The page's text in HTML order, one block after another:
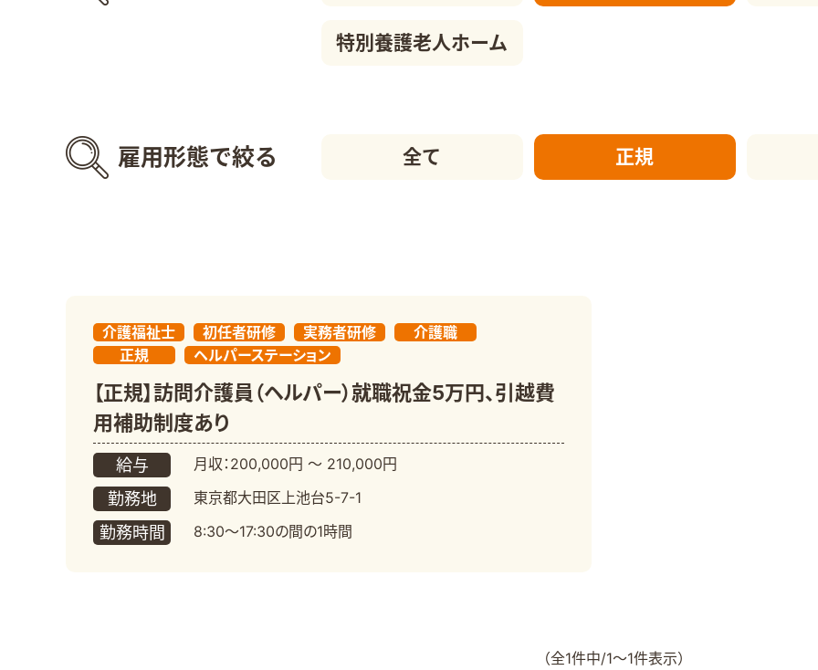
特別養護老人ホーム
雇用形態で絞る 全て 正規
介護福祉士 初任者研修 実務者研修
介護職
正規
ヘルパーステーション
【正規】訪問介護員（ヘルパー）就職祝金5万円、引越費
用補助制度あり
給与 月収：200,000円 〜 210,000円
勤務地 東京都大田区上池台5-7-1
勤務時間 8:30～17:30の間の1時間
（全1件中/1～1件表示）